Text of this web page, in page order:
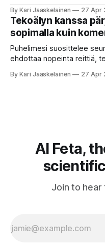
erilaisia komentoja, eikä
toistensa kanssa.
Vuosia on ajateltu, että
on sanoja ja lauseita –
By Kari Jaaskelainen 27 Apr
Tekoälyn kanssa
sopimalla kuin
Puhelimesi suosittelee
ehdottaa nopeinta reittiä,
tottelee sinua sokeasti.
By Kari Jaaskelainen 27 Apr
AI Feta,
Join to